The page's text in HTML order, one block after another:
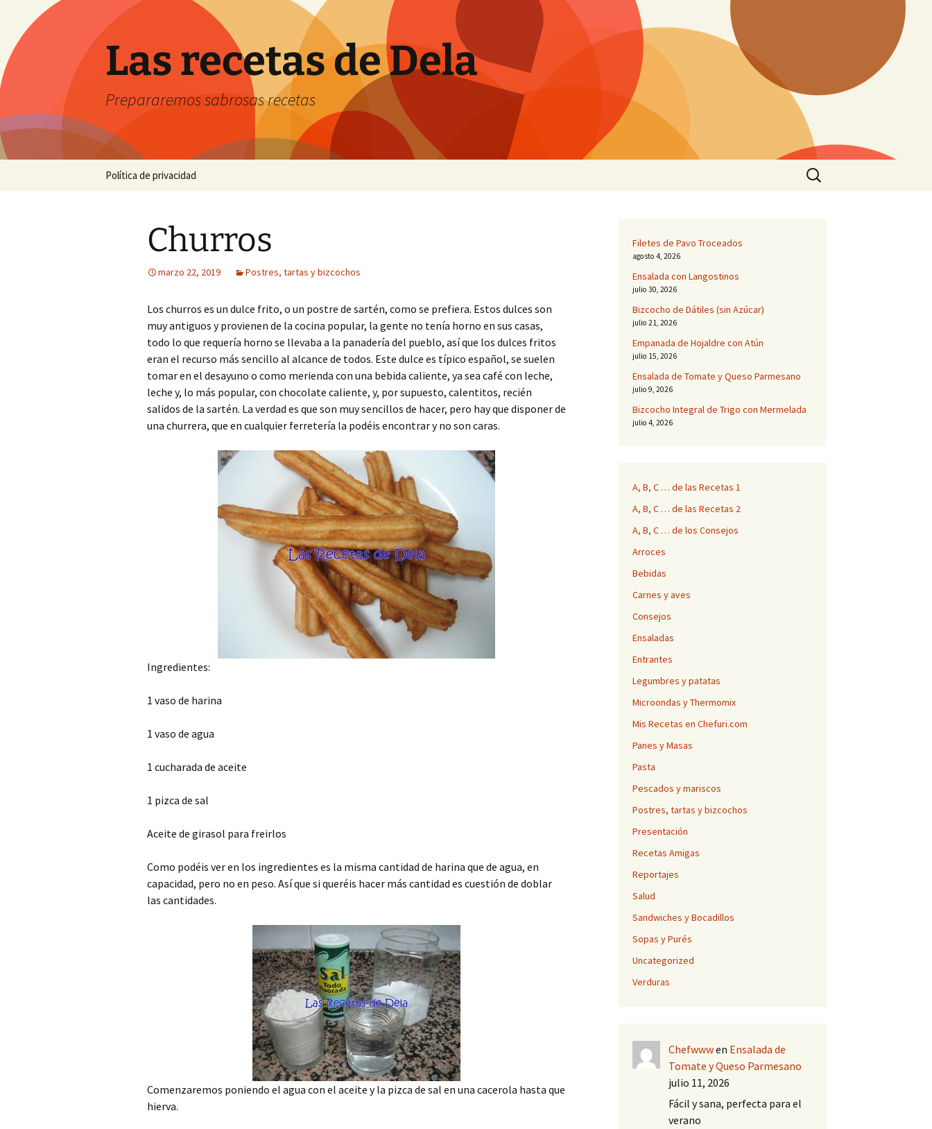
contenido
Las recetas de Dela
Prepararemos sabrosas recetas
Política de privacidad
Buscar:
Churros
marzo 22, 2019 Postres, tartas y bizcochos
Los churros es un dulce frito, o un postre de sartén, como se prefiera. Estos dulces son
muy antiguos y provienen de la cocina popular, la gente no tenía horno en sus casas,
todo lo que requería horno se llevaba a la panadería del pueblo, así que los dulces fritos
eran el recurso más sencillo al alcance de todos. Este dulce es típico español, se suelen
tomar en el desayuno o como merienda con una bebida caliente, ya sea café con leche,
leche y, lo más popular, con chocolate caliente, y, por supuesto, calentitos, recién
salidos de la sartén. La verdad es que son muy sencillos de hacer, pero hay que disponer de
una churrera, que en cualquier ferretería la podéis encontrar y no son caras.
Ingredientes:
1 vaso de harina
1 vaso de agua
1 cucharada de aceite
1 pizca de sal
Aceite de girasol para freirlos
Como podéis ver en los ingredientes es la misma cantidad de harina que de agua, en
capacidad, pero no en peso. Así que si queréis hacer más cantidad es cuestión de doblar
las cantidades.
Comenzaremos poniendo el agua con el aceite y la pizca de sal en una cacerola hasta que
hierva.
Filetes de Pavo Troceados
agosto 4, 2026
Ensalada con Langostinos
julio 30, 2026
Bizcocho de Dátiles (sin Azúcar)
julio 21, 2026
Empanada de Hojaldre con Atún
julio 15, 2026
Ensalada de Tomate y Queso Parmesano
julio 9, 2026
Bizcocho Integral de Trigo con Mermelada
julio 4, 2026
A, B, C … de las Recetas 1
A, B, C … de las Recetas 2
A, B, C … de los Consejos
Arroces
Bebidas
Carnes y aves
Consejos
Ensaladas
Entrantes
Legumbres y patatas
Microondas y Thermomix
Mis Recetas en Chefuri.com
Panes y Masas
Pasta
Pescados y mariscos
Postres, tartas y bizcochos
Presentación
Recetas Amigas
Reportajes
Salud
Sandwiches y Bocadillos
Sopas y Purés
Uncategorized
Verduras
Chefwwwen Ensalada de
Tomate y Queso Parmesano
julio 11, 2026
Fácil y sana, perfecta para el
verano